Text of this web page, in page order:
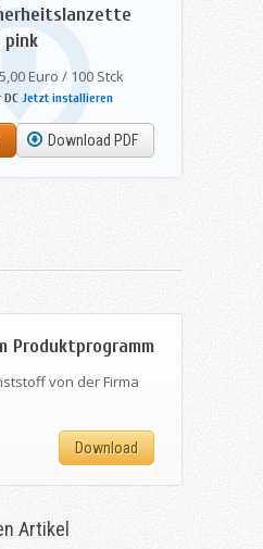
pink
Euro / 100 Stck
Jetzt installieren
Download PDF
Produktprogramm
von der Firma
Download
Artikel